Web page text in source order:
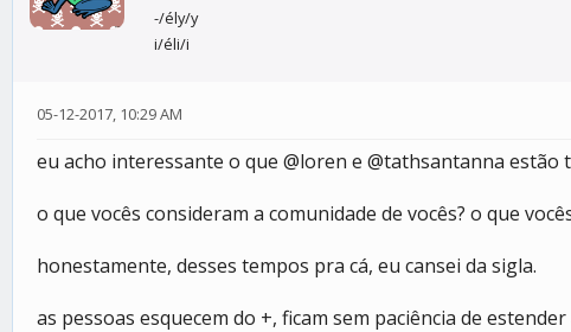
-/ély/y
i/éli/i
05-12-2017, 10:29 AM
eu acho interessante o que @loren e @tathsantanna
o que vocês consideram a comunidade de vocês? o que
honestamente, desses tempos pra cá, eu cansei da sigla.
as pessoas esquecem do +, ficam sem paciência de